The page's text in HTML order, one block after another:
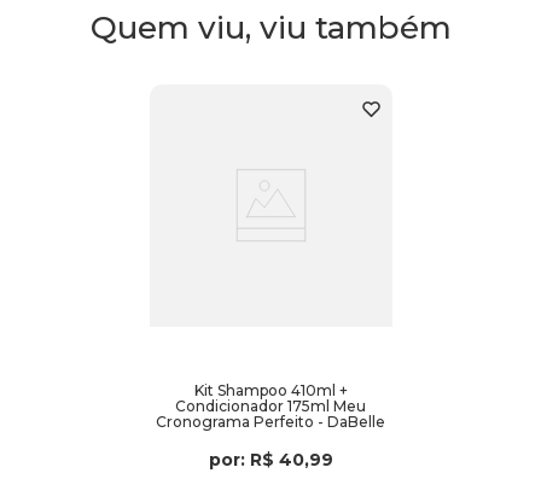
Quem viu, viu também
Kit Shampoo 410ml +
Condicionador 175ml Meu
Cronograma Perfeito - DaBelle
por: R$ 40,99